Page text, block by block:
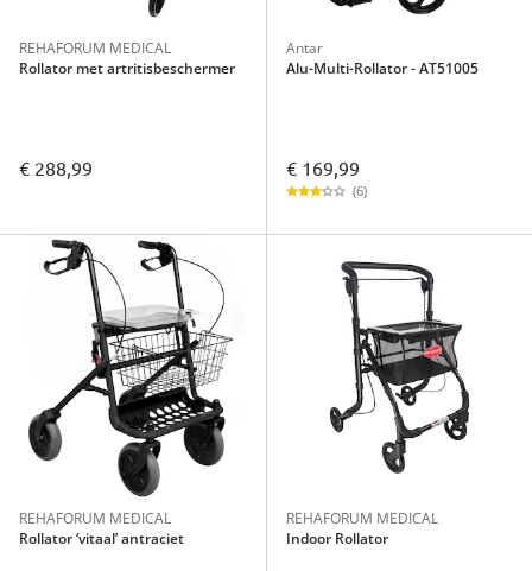
REHAFORUM MEDICAL
Rollator met artritisbeschermer
€ 288,99
Antar
Alu-Multi-Rollator - AT51005
€ 169,99
(6)
REHAFORUM MEDICAL
Rollator ‘vitaal’ antraciet
REHAFORUM MEDICAL
Indoor Rollator